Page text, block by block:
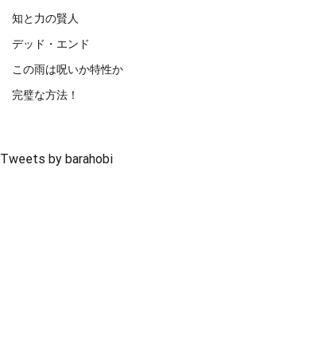
知と力の賢人
デッド・エンド
この雨は呪いか特性か
完璧な方法！
Tweets by barahobi